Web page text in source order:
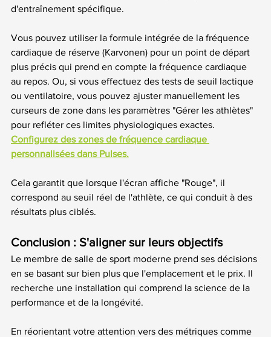
d'entraînement spécifique.
Vous pouvez utiliser la formule intégrée de la fréquence
cardiaque de réserve (Karvonen) pour un point de départ
plus précis qui prend en compte la fréquence cardiaque
au repos. Ou, si vous effectuez des tests de seuil lactique
ou ventilatoire, vous pouvez ajuster manuellement les
curseurs de zone dans les paramètres "Gérer les athlètes"
pour refléter ces limites physiologiques exactes.
Configurez des zones de fréquence cardiaque
personnalisées dans Pulses.
Cela garantit que lorsque l'écran affiche "Rouge", il
correspond au seuil réel de l'athlète, ce qui conduit à des
résultats plus ciblés.
Conclusion : S'aligner sur leurs objectifs
Le membre de salle de sport moderne prend ses décisions
en se basant sur bien plus que l'emplacement et le prix. Il
recherche une installation qui comprend la science de la
performance et de la longévité.
En réorientant votre attention vers des métriques comme